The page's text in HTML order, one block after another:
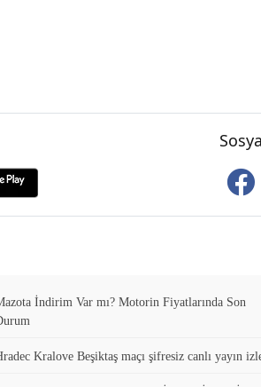
İndirim Var mı? Motorin Fiyatlarında Son
Kralove Beşiktaş maçı şifresiz canlı yayın